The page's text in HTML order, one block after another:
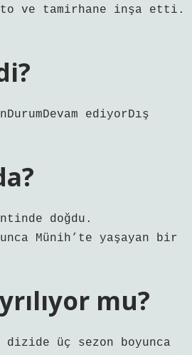
ve tamirhane inşa etti.
ediyorDış
doğdu.
Münih’te yaşayan bir
mu?
üç sezon boyunca